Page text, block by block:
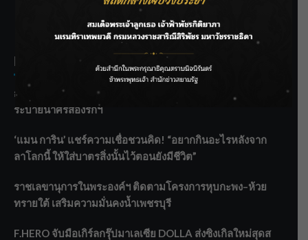
THE BEST ENTERTAINMENT
Recent Posts
กรมชลฯ รับฟังประชาชน ติดตามแก้ปัญหาโครงการประตู
ระบายน้ำศรีสองรักฯ
‘แมน การิน’ แชร์ความเชื่อชวนคิด! “อยากกินอะไรหลังจาก
ลาโลกนี้ ให้ใส่บาตรสิ่งนั้นไว้ตอนยังมีชีวิต”
ราชเลขานุการในพระองค์ฯ ติดตามโครงการหุบกะพง–ห้วย
ทรายใต้ เสริมความมั่นคงน้ำเพชรบุรี
F.HERO จับมือเกิร์ลกรุ๊ปมาเลเซีย DOLLA ส่งซิงเกิลใหม่สุดส